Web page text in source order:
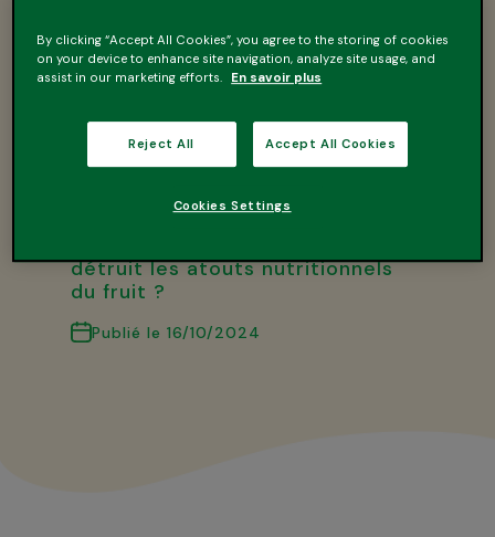
Est-ce que la cuisson
affecte les qualités
Pour fabriquer un dessert fruitier,
il faut bien entendu couper et
cuire les fruits pour pouvoir
ensuite les conditionner en pot.
détruit les atouts nutritionnels
du fruit ?
Publié le 16/10/2024
By clicking “Accept All Cookies”, you agree to the storing of cookies
on your device to enhance site navigation, analyze site usage, and
assist in our marketing efforts. En savoir plus
Reject All Accept All Cookies
Cookies Settings